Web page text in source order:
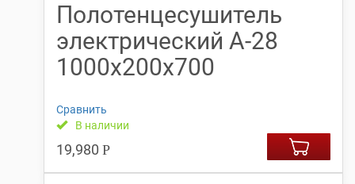
Полотенцесушитель
электрический А-28
1000х200х700
Сравнить
В наличии
19,980 Р